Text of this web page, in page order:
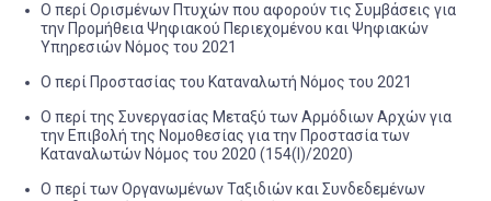
Ο περί Ορισμένων Πτυχών που αφορούν τις Συμβάσεις για
την Προμήθεια Ψηφιακού Περιεχομένου και Ψηφιακών
Υπηρεσιών Νόμος του 2021
Ο περί Προστασίας του Καταναλωτή Νόμος του 2021
Ο περί της Συνεργασίας Μεταξύ των Αρμόδιων Αρχών για
την Επιβολή της Νομοθεσίας για την Προστασία των
Καταναλωτών Νόμος του 2020 (154(I)/2020)
Ο περί των Οργανωμένων Ταξιδιών και Συνδεδεμένων